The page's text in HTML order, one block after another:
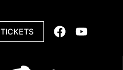
TICKETS